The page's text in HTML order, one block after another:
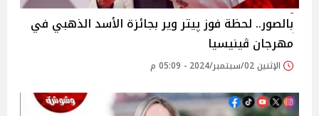
بالصور.. لحظة فوز پيتر وير بجائزة الأسد الذهبي في
مهرجان ڤينيسيا
الإثنين 02/سبتمبر/2024 - 05:09 م